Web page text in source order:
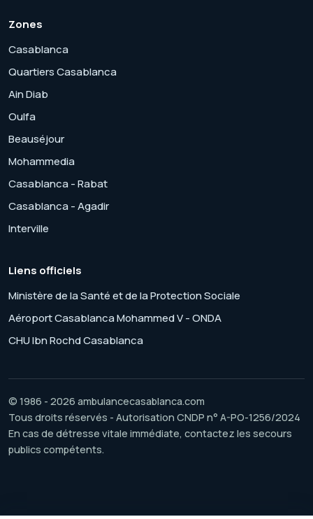
Zones
Casablanca
Quartiers Casablanca
Ain Diab
Oulfa
Beauséjour
Mohammedia
Casablanca - Rabat
Casablanca - Agadir
Interville
Liens officiels
Ministère de la Santé et de la Protection Sociale
Aéroport Casablanca Mohammed V - ONDA
CHU Ibn Rochd Casablanca
© 1986 - 2026 ambulancecasablanca.com
Tous droits réservés - Autorisation CNDP n° A-PO-1256/2024
En cas de détresse vitale immédiate, contactez les secours
publics compétents.